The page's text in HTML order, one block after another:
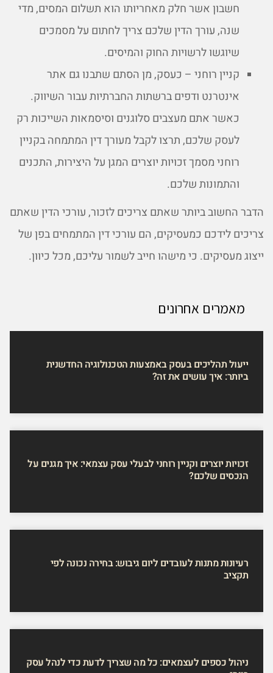
חשבון אשר חלק מאחריותו הוא תשלום המסים, מדי
שנה, עורך הדין שלכם צריך לחתום על מסמכים
שיוגשו לרשויות החוק והמיסים.
קניין רוחני – כעסק, מן הסתם שתבנו גם אתר
אינטרנט ודפים ברשתות החברתיות עבור השיווק.
כאשר אתם מעצבים סלוגנים וסיסמאות השייכות רק
לעסק שלכם, תרצו לקבל מעורך דין המתמחה בקניין
רוחני מסמך זכויות יוצרים המגן על היצירות, התכנים
והתמונות שלכם.
הדבר החשוב ביותר שאתם צריכים לזכור, עורכי הדין שאתם
צריכים לידכם כמעסיקים, הם עורכי דין המתמחים בפן של
ייצוג מעסיקים. כי מישהו חייב לשמור עליכם, מכל כיוון.
מאמרים אחרונים
ייעול תהליכים בעסק באמצעות הטכנולוגיה החדשנית
ביותר: איך עושים את זה?
זכויות יוצרים וקניין רוחני לבעלי עסק עצמאי: איך מגנים על
הנכסים שלכם?
רעיונות מתנות לעובדים ליום גיבוש: בחירה נכונה לפי
תקציב
ניהול כספים לעצמאים: כל מה שצריך לדעת כדי לנהל עסק